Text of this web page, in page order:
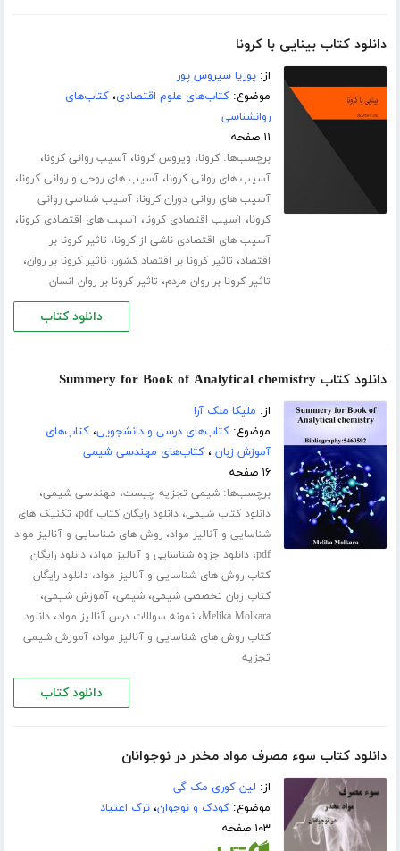
دانلود کتاب بینایی با کرونا
از:پوریا سیروس پور
موضوع:کتاب‌های علوم اقتصادی،کتاب‌های
روانشناسی
۱۱ صفحه
برچسب‌ها:کرونا، ویروس کرونا،آسیب روانی کرونا،
آسیب های روانی کرونا،آسیب های روحی و روانی کرونا،
آسیب های روانی دوران کرونا،آسیب شناسی روانی
کرونا،آسیب اقتصادی کرونا،آسیب های اقتصادی کرونا،
آسیب های اقتصادی ناشی از کرونا، تاثیر کرونا بر
اقتصاد، تاثیر کرونا بر اقتصاد کشور، تاثیر کرونا بر روان،
تاثیر کرونا بر روان مردم، تاثیر کرونا بر روان انسان
دانلود کتاب
دانلود کتاب Summery for Book of Analytical chemistry
از: ملیکا ملک آرا
موضوع:کتاب‌های درسی و دانشجویی،کتاب‌های
آموزش زبان ،کتاب‌های مهندسی شیمی
۱۶ صفحه
برچسب‌ها:شیمی تجزیه چیست، مهندسی شیمی،
دانلود کتاب شیمی،دانلود رایگان کتاب pdf ، تکنیک های
شناسایی و آنالیز مواد،روش های شناسایی و آنالیز مواد
pdf،دانلود جزوه شناسایی و آنالیز مواد،دانلود رایگان
کتاب روش های شناسایی و آنالیز مواد،دانلود رایگان
کتاب زبان تخصصی شیمی،شیمی،آموزش شیمی،
Melika Molkara،نمونه سوالات درس آنالیز مواد،دانلود
کتاب روش های شناسایی و آنالیز مواد،آموزش شیمی
تجزیه
دانلود کتاب
دانلود کتاب سوء مصرف مواد مخدر در نوجوانان
از: لین کوری مک گی
موضوع:کودک و نوجوان،ترک اعتیاد
۱۰۳ صفحه